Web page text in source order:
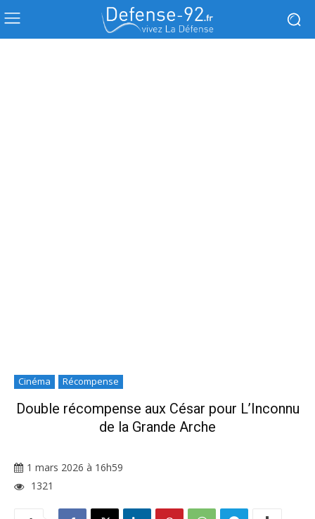
Cinéma Récompense
Double récompense aux César pour L’Inconnu
de la Grande Arche
1 mars 2026 à 16h59
1321